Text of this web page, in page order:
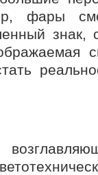
фары
знак,